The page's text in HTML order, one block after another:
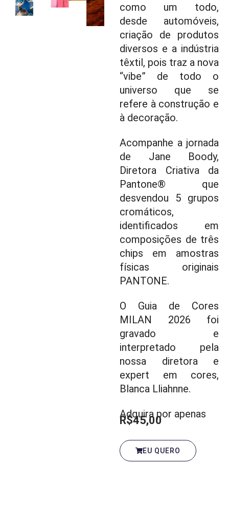
como um todo,
desde automóveis,
criação de produtos
diversos e a indústria
têxtil, pois traz a nova
“vibe” de todo o
universo que se
refere à construção e
à decoração.
Acompanhe a jornada
de Jane Boody,
Diretora Criativa da
Pantone® que
desvendou 5 grupos
cromáticos,
identificados em
composições de três
chips em amostras
físicas originais
PANTONE.
O Guia de Cores
MILAN 2026 foi
gravado e
interpretado pela
nossa diretora e
expert em cores,
Blanca Lliahnne.
Adquira por apenas
R$45,00
EU QUERO